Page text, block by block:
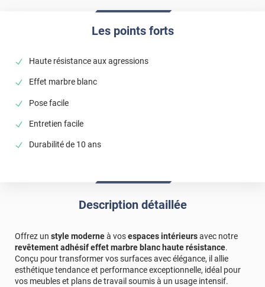
Les points forts
Haute résistance aux agressions
Effet marbre blanc
Pose facile
Entretien facile
Durabilité de 10 ans
Description détaillée
Offrez un style moderneà vosespaces intérieursavec notre
revêtement adhésif effet marbre blanc haute résistance.
Conçu pour transformer vos surfaces avec élégance, il allie
esthétique tendance et performance exceptionnelle, idéal pour
vos meubles et plans de travail soumis à un usage intensif.